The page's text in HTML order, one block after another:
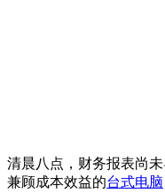
清晨八点，财务报表尚
兼顾成本效益的台式电脑